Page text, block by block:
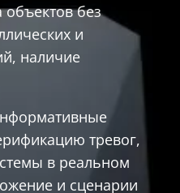
без
и
наличие
тревог,
в реальном
и сценарии